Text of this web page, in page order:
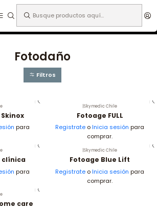
Especialidades Dermatología Fotodaño
Fotodaño
Filtros
para
|Skymedic Chile
Fotoage FULL
Registrate o Inicia sesión para
comprar.
clínica
para
|Skymedic Chile
Fotoage Blue Lift
Registrate o Inicia sesión para
comprar.
care